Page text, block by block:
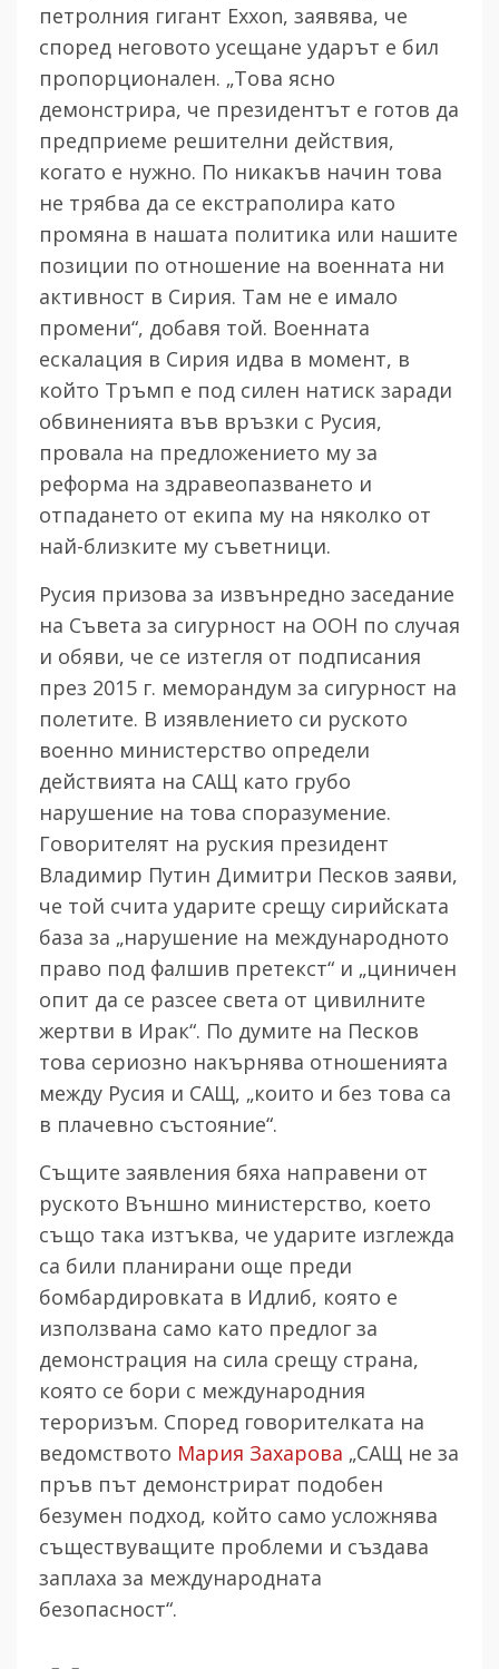
петролния гигант Exxon, заявява, че
според неговото усещане ударът е бил
пропорционален. „Това ясно
демонстрира, че президентът е готов да
предприеме решителни действия,
когато е нужно. По никакъв начин това
не трябва да се екстраполира като
промяна в нашата политика или нашите
позиции по отношение на военната ни
активност в Сирия. Там не е имало
промени“, добавя той. Военната
ескалация в Сирия идва в момент, в
който Тръмп е под силен натиск заради
обвиненията във връзки с Русия,
провала на предложението му за
реформа на здравеопазването и
отпадането от екипа му на няколко от
най-близките му съветници.
Русия призова за извънредно заседание
на Съвета за сигурност на ООН по случая
и обяви, че се изтегля от подписания
през 2015 г. меморандум за сигурност на
полетите. В изявлението си руското
военно министерство определи
действията на САЩ като грубо
нарушение на това споразумение.
Говорителят на руския президент
Владимир Путин Димитри Песков заяви,
че той счита ударите срещу сирийската
база за „нарушение на международното
право под фалшив претекст“ и „циничен
опит да се разсее света от цивилните
жертви в Ирак“. По думите на Песков
това сериозно накърнява отношенията
между Русия и САЩ, „които и без това са
в плачевно състояние“.
Същите заявления бяха направени от
руското Външно министерство, което
също така изтъква, че ударите изглежда
са били планирани още преди
бомбардировката в Идлиб, която е
използвана само като предлог за
демонстрация на сила срещу страна,
която се бори с международния
тероризъм. Според говорителката на
ведомството Мария Захарова „САЩ не за
пръв път демонстрират подобен
безумен подход, който само усложнява
съществуващите проблеми и създава
заплаха за международната
безопасност“.